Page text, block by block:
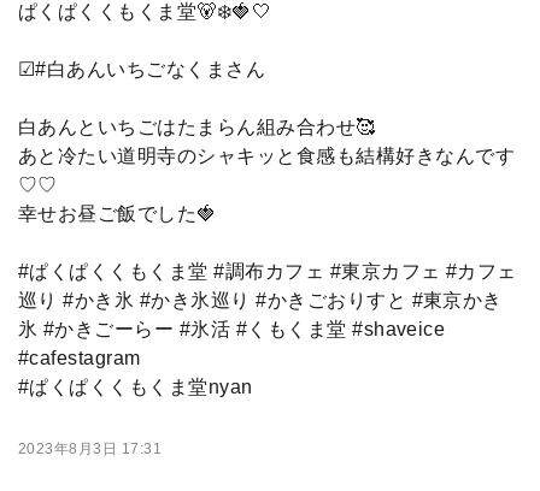
ぱくぱくくもくま堂🐻‍❄️🍓🤍
☑︎#白あんいちごなくまさん
白あんといちごはたまらん組み合わせ🥰
あと冷たい道明寺のシャキッと食感も結構好きなんです
♡♡
幸せお昼ご飯でした🍓
#ぱくぱくくもくま堂 #調布カフェ #東京カフェ #カフェ
巡り #かき氷 #かき氷巡り #かきごおりすと #東京かき
氷 #かきごーらー #氷活 #くもくま堂 #shaveice
#cafestagram
#ぱくぱくくもくま堂nyan
2023年8月3日 17:31